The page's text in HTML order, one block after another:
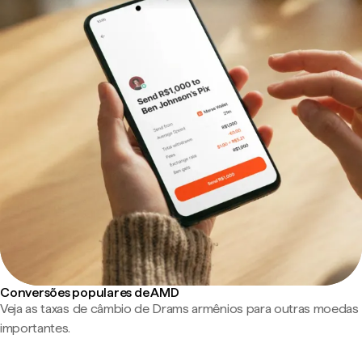
Conversões populares de AMD
Veja as taxas de câmbio de Drams armênios para outras moedas
importantes.